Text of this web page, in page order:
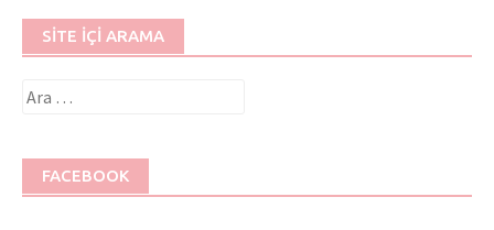
SITE İÇI ARAMA
Arama:
FACEBOOK